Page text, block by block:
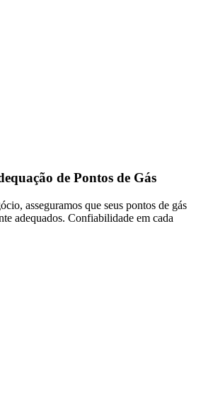
de Pontos de Gás
asseguramos que seus pontos de gás
adequados. Confiabilidade em cada